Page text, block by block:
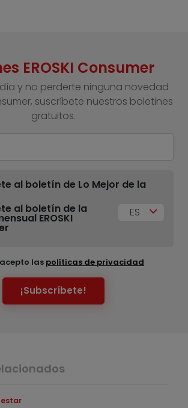
EROSKI Consumer
y no perderte ninguna novedad
suscríbete nuestros boletines
gratuitos.
al boletín de Lo Mejor de la
al boletín de la
EROSKI ES
las políticas de privacidad
¡Subscríbete!